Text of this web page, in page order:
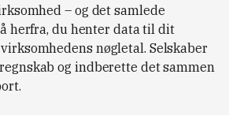
– og det samlede
herfra, du henter data til dit
nøgletal. Selskaber
og indberette det sammen